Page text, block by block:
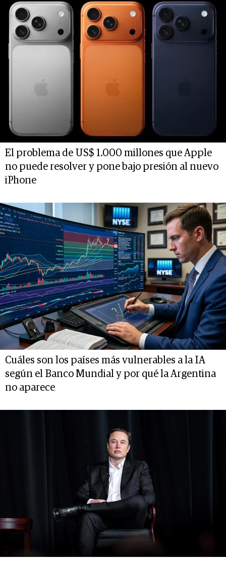
El problema de US$ 1.000 millones que Apple
no puede resolver y pone bajo presión al nuevo
iPhone
Cuáles son los países más vulnerables a la IA
según el Banco Mundial y por qué la Argentina
no aparece